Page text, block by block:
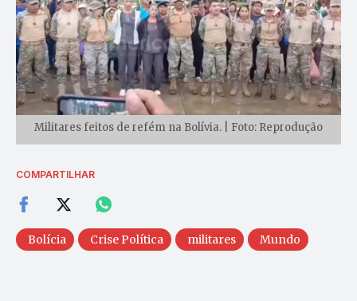
Militares feitos de refém na Bolívia. | Foto: Reprodução
COMPARTILHAR
Bolícia Crise Política militares Mundo